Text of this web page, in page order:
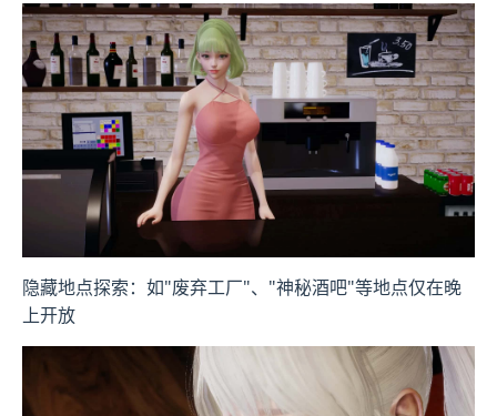
隐藏地点探索：如"废弃工厂"、"神秘酒吧"等地点仅在晚
上开放